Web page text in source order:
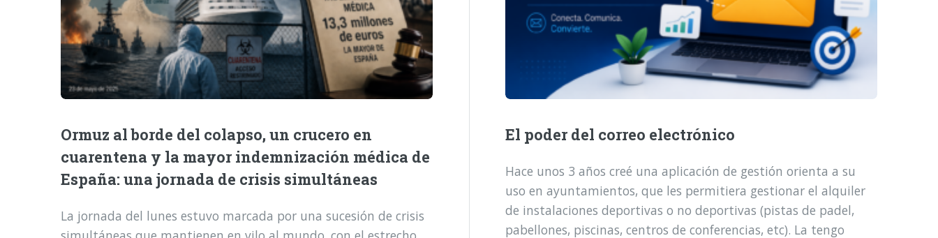
Ormuz al borde del colapso, un crucero en
cuarentena y la mayor indemnización médica de
España: una jornada de crisis simultáneas
La jornada del lunes estuvo marcada por una sucesión de crisis
El poder del correo electrónico
Hace unos 3 años creé una aplicación de gestión orienta a su
uso en ayuntamientos, que les permitiera gestionar el alquiler
de instalaciones deportivas o no deportivas (pistas de padel,
pabellones, piscinas, centros de conferencias, etc). La tengo